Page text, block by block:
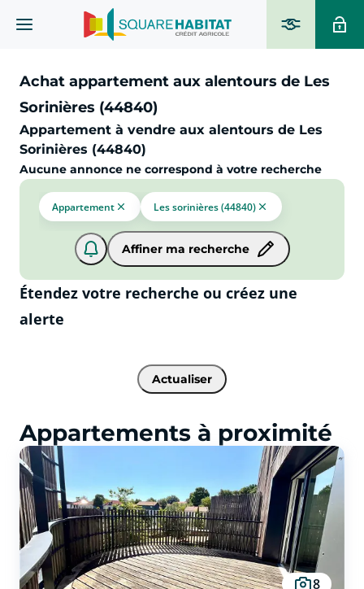
Achat appartement aux alentours de Les
Sorinières (44840)
Appartement à vendre aux alentours de Les
Sorinières (44840)
Aucune annonce ne correspond à votre recherche
Appartement Les sorinières (44840)
Affiner ma recherche
Étendez votre recherche ou créez une
alerte
Actualiser
Appartements à proximité
8